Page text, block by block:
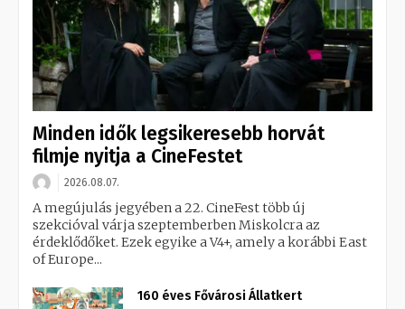
Minden idők legsikeresebb horvát
filmje nyitja a CineFestet
2026.08.07.
A megújulás jegyében a 22. CineFest több új
szekcióval várja szeptemberben Miskolcra az
érdeklődőket. Ezek egyike a V4+, amely a korábbi East
of Europe...
160 éves Fővárosi Állatkert